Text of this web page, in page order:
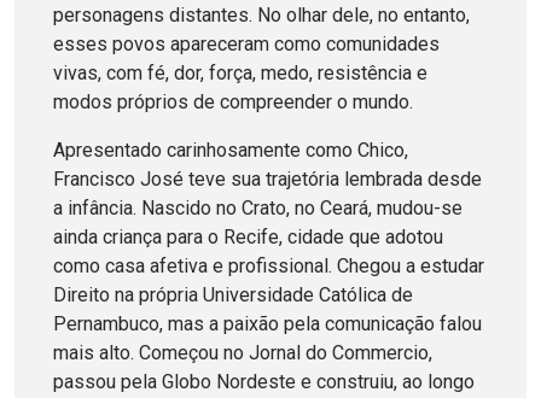
personagens distantes. No olhar dele, no entanto,
esses povos apareceram como comunidades
vivas, com fé, dor, força, medo, resistência e
modos próprios de compreender o mundo.
Apresentado carinhosamente como Chico,
Francisco José teve sua trajetória lembrada desde
a infância. Nascido no Crato, no Ceará, mudou-se
ainda criança para o Recife, cidade que adotou
como casa afetiva e profissional. Chegou a estudar
Direito na própria Universidade Católica de
Pernambuco, mas a paixão pela comunicação falou
mais alto. Começou no Jornal do Commercio,
passou pela Globo Nordeste e construiu, ao longo